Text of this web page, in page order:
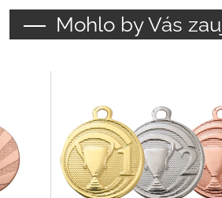
Mohlo by Vás